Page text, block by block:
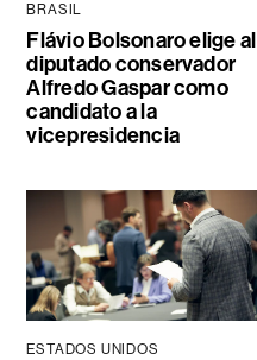
BRASIL
Flávio Bolsonaro elige al
diputado conservador
Alfredo Gaspar como
candidato a la
vicepresidencia
ESTADOS UNIDOS